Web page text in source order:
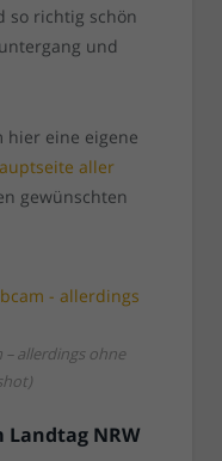
so richtig schön
und
hier eine eigene
aller
gewünschten
– allerdings ohne
NRW